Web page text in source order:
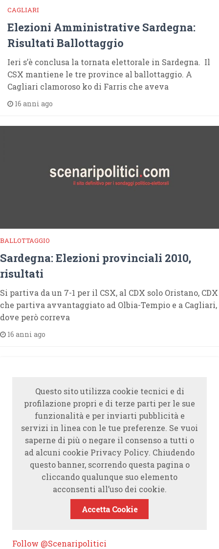
CAGLIARI
Elezioni Amministrative Sardegna:
Risultati Ballottaggio
Ieri s’è conclusa la tornata elettorale in Sardegna. Il
CSX mantiene le tre province al ballottaggio. A
Cagliari clamoroso ko di Farris che aveva
16 anni ago
BALLOTTAGGIO
Sardegna: Elezioni provinciali 2010,
risultati
Si partiva da un 7-1 per il CSX, al CDX solo Oristano, CDX
che partiva avvantaggiato ad Olbia-Tempio e a Cagliari,
dove però correva
16 anni ago
Questo sito utilizza cookie tecnici e di
profilazione propri e di terze parti per le sue
funzionalità e per inviarti pubblicità e
servizi in linea con le tue preferenze. Se vuoi
saperne di più o negare il consenso a tutti o
ad alcuni cookie Privacy Policy. Chiudendo
questo banner, scorrendo questa pagina o
cliccando qualunque suo elemento
acconsenti all’uso dei cookie.
Accetta Cookie
Follow @Scenaripolitici